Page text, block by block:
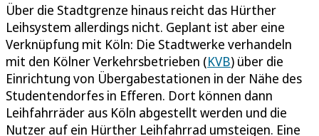
Über die Stadtgrenze hinaus reicht das Hürther
Leihsystem allerdings nicht. Geplant ist aber eine
Verknüpfung mit Köln: Die Stadtwerke verhandeln
mit den Kölner Verkehrsbetrieben (KVB) über die
Einrichtung von Übergabestationen in der Nähe des
Studentendorfes in Efferen. Dort können dann
Leihfahrräder aus Köln abgestellt werden und die
Nutzer auf ein Hürther Leihfahrrad umsteigen. Eine